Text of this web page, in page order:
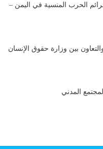
الحرب المنسية في اليمن –
بين وزارة حقوق الإنسان
المدني